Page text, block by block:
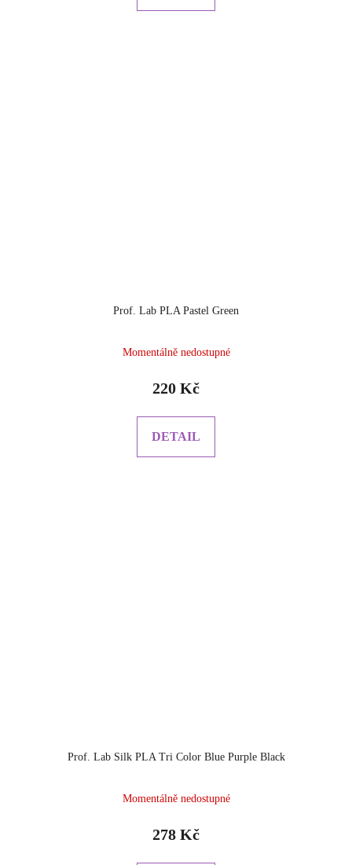
Prof. Lab PLA Pastel Green
Momentálně nedostupné
220 Kč
DETAIL
Prof. Lab Silk PLA Tri Color Blue Purple Black
Momentálně nedostupné
278 Kč